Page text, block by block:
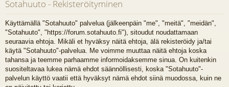
ua
lu
ee
t
sä dy
Sotahuuto - Rekisteröityminen
Käyttämällä "Sotahuuto" palvelua (jälkeenpäin "me", "meitä", "meidän",
"Sotahuuto", "https://forum.sotahuuto.fi"), sitoudut noudattamaan
seuraavia ehtoja. Mikäli et hyväksy näitä ehtoja, älä rekisteröidy ja/tai
käytä "Sotahuuto"-palvelua. Me voimme muuttaa näitä ehtoja koska
tahansa ja teemme parhaamme informoidaksemme sinua. On kuitenkin
suositeltavaa lukea nämä ehdot säännöllisesti, koska "Sotahuuto"-
palvelun käyttö vaatii että hyväksyt nämä ehdot siinä muodossa, kuin ne